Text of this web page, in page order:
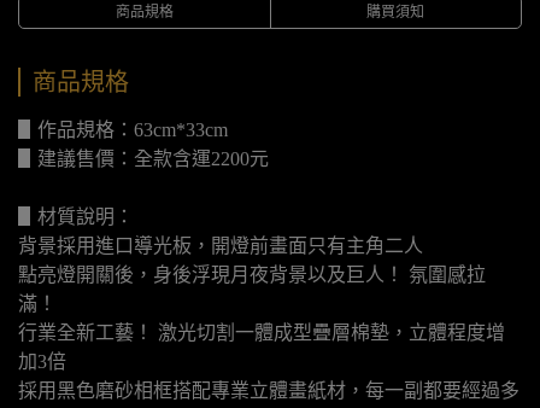
商品規格 購買須知
商品規格
▋作品規格：63cm*33cm
▋建議售價：全款含運2200元
▋材質說明：
背景採用進口導光板，開燈前畫面只有主角二人
點亮燈開關後，身後浮現月夜背景以及巨人！ 氛圍感拉
滿！
行業全新工藝！ 激光切割一體成型疊層棉墊，立體程度增
加3倍
採用黑色磨砂相框搭配專業立體畫紙材，每一副都要經過多